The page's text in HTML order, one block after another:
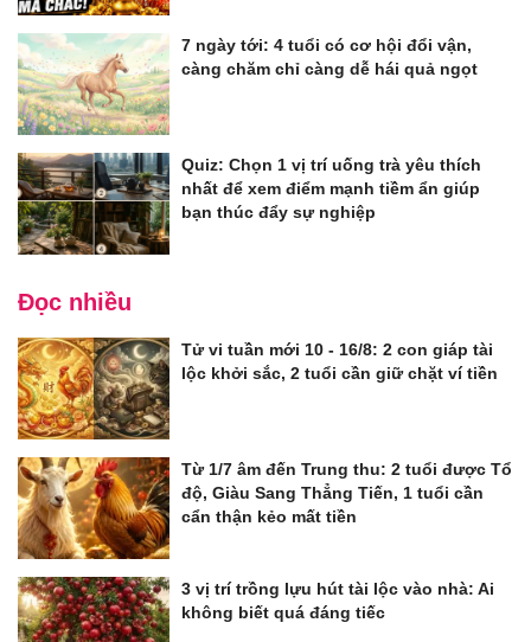
7 ngày tới: 4 tuổi có cơ hội đổi vận,
càng chăm chỉ càng dễ hái quả ngọt
Quiz: Chọn 1 vị trí uống trà yêu thích
nhất để xem điểm mạnh tiềm ẩn giúp
bạn thúc đẩy sự nghiệp
Đọc nhiều
Tử vi tuần mới 10 - 16/8: 2 con giáp tài
lộc khởi sắc, 2 tuổi cần giữ chặt ví tiền
Từ 1/7 âm đến Trung thu: 2 tuổi được Tổ
độ, Giàu Sang Thẳng Tiến, 1 tuổi cần
cẩn thận kẻo mất tiền
3 vị trí trồng lựu hút tài lộc vào nhà: Ai
không biết quá đáng tiếc